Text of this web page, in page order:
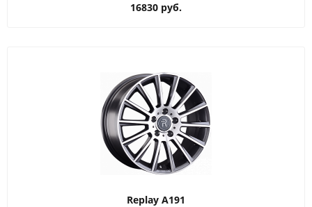
16830 руб.
Replay A191